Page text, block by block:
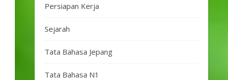
Persiapan Kerja
Sejarah
Tata Bahasa Jepang
Tata Bahasa N1